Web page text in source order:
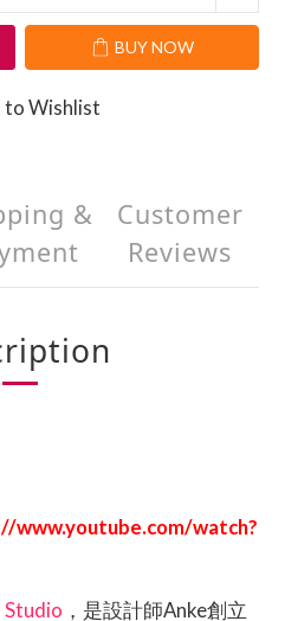
BUY NOW
to Wishlist
&
Customer
Reviews
www.youtube.com/watch?
Studio ，是設計師Anke創立